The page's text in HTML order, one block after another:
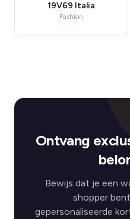
19V69 Italia
Fashion
Ontvang
Bewijs dat je een
shopper
gepersonaliseerde